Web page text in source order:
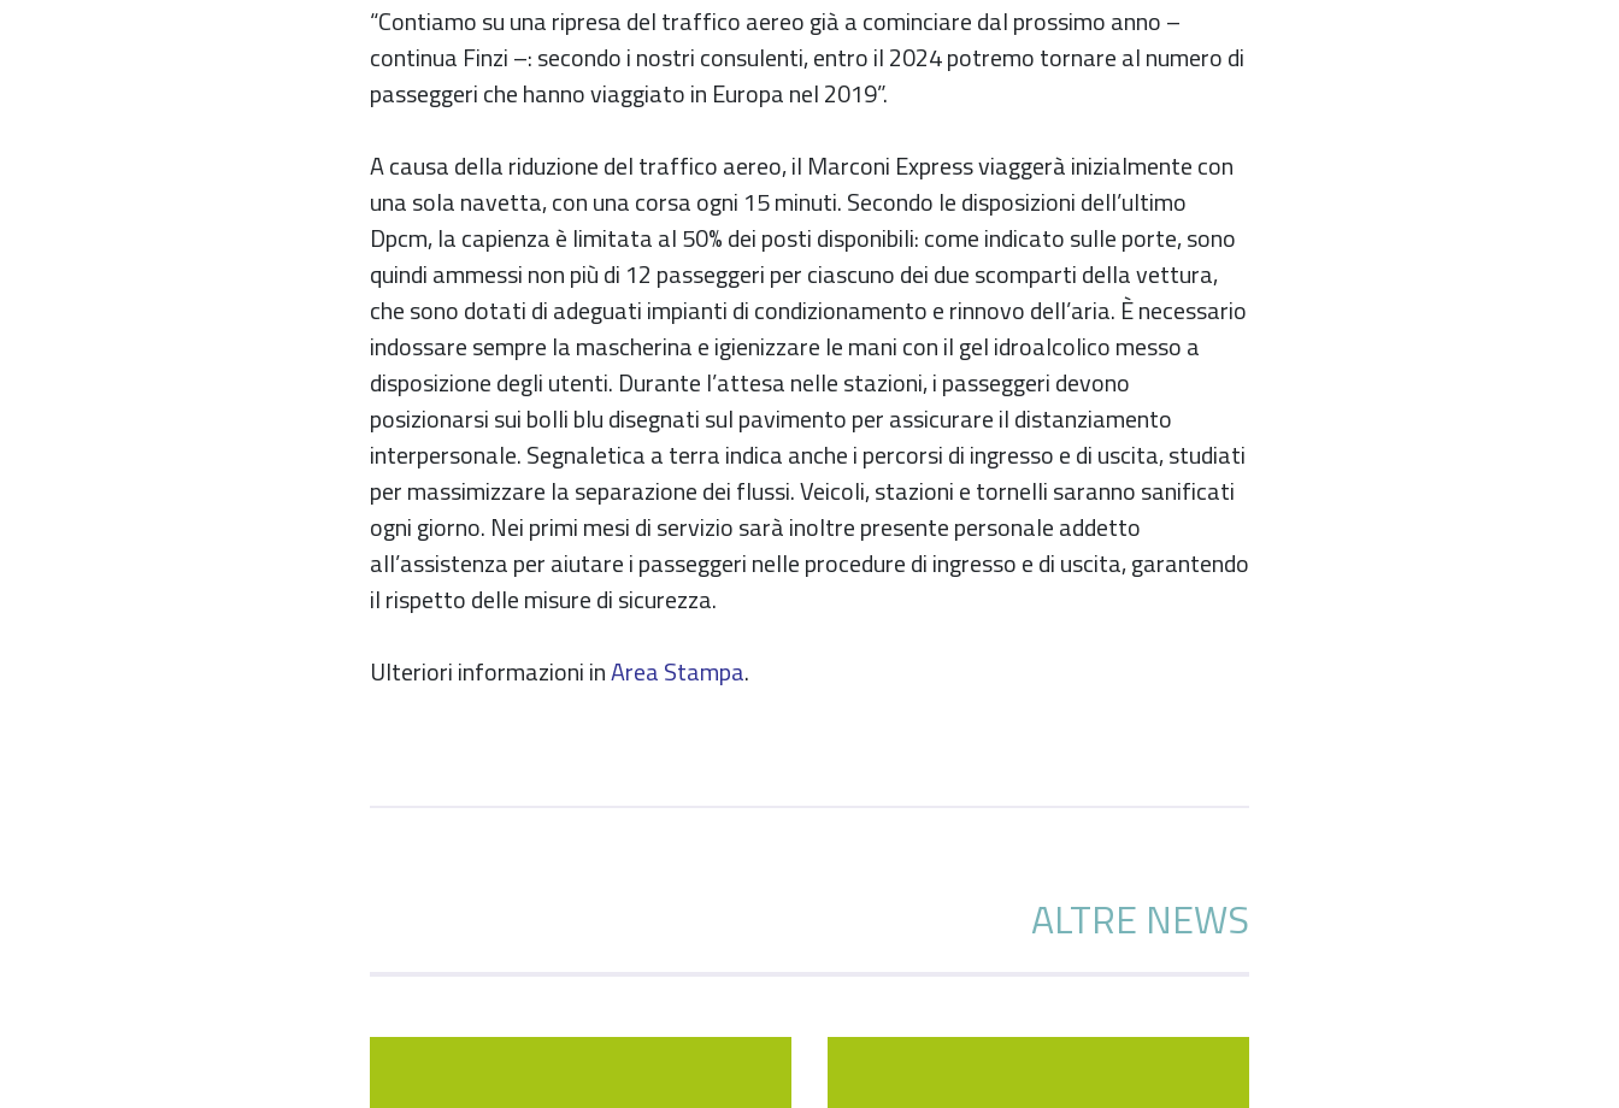
“Contiamo su una ripresa del traffico aereo già a cominciare dal prossimo anno –
continua Finzi –: secondo i nostri consulenti, entro il 2024 potremo tornare al numero di
passeggeri che hanno viaggiato in Europa nel 2019”.
A causa della riduzione del traffico aereo, il Marconi Express viaggerà inizialmente con
una sola navetta, con una corsa ogni 15 minuti. Secondo le disposizioni dell’ultimo
Dpcm, la capienza è limitata al 50% dei posti disponibili: come indicato sulle porte, sono
quindi ammessi non più di 12 passeggeri per ciascuno dei due scomparti della vettura,
che sono dotati di adeguati impianti di condizionamento e rinnovo dell’aria. È necessario
indossare sempre la mascherina e igienizzare le mani con il gel idroalcolico messo a
disposizione degli utenti. Durante l’attesa nelle stazioni, i passeggeri devono
posizionarsi sui bolli blu disegnati sul pavimento per assicurare il distanziamento
interpersonale. Segnaletica a terra indica anche i percorsi di ingresso e di uscita, studiati
per massimizzare la separazione dei flussi. Veicoli, stazioni e tornelli saranno sanificati
ogni giorno. Nei primi mesi di servizio sarà inoltre presente personale addetto
all’assistenza per aiutare i passeggeri nelle procedure di ingresso e di uscita, garantendo
il rispetto delle misure di sicurezza.
Ulteriori informazioni inArea Stampa.
ALTRE NEWS